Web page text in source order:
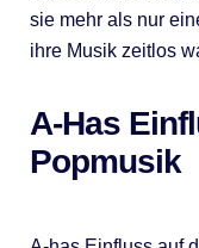
sie mehr als nur
ihre Musik zeitlos
A-Has
Popmusik